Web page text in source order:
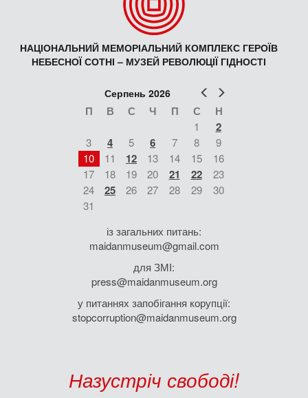
НАЦІОНАЛЬНИЙ МЕМОРІАЛЬНИЙ КОМПЛЕКС ГЕРОЇВ
НЕБЕСНОЇ СОТНІ – МУЗЕЙ РЕВОЛЮЦІЇ ГІДНОСТІ
Попер
Серпень 2026
П В С Ч П С Н
1 2
3 4 5 6 7 8
9
10
11 12 13 14 15
16
17
18 19 20 21 22
23
24
25 26 27 28 29
30
31
із загальних питань:
maidanmuseum@gmail.com
для ЗМІ:
press@maidanmuseum.org
у питаннях запобігання корупції:
stopcorruption@maidanmuseum.org
Назустріч свободі!